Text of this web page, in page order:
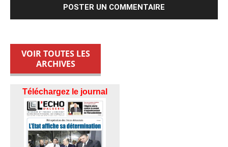
VOIR TOUTES LES
ARCHIVES